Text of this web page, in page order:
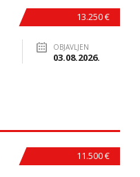
13.250 €
OBJAVLJEN
03.08.2026.
11.500 €